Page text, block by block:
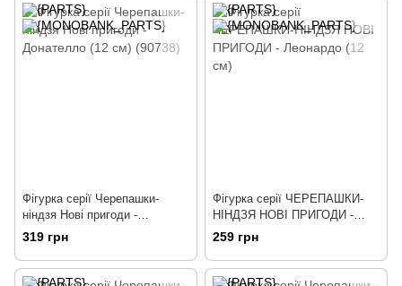
Фігурка серії Черепашки-
ніндзя Нові пригоди -
Донателло (12 см) (90738)
319 грн
Фігурка серії ЧЕРЕПАШКИ-
НІНДЗЯ НОВІ ПРИГОДИ -
Леонардо (12 см)
259 грн